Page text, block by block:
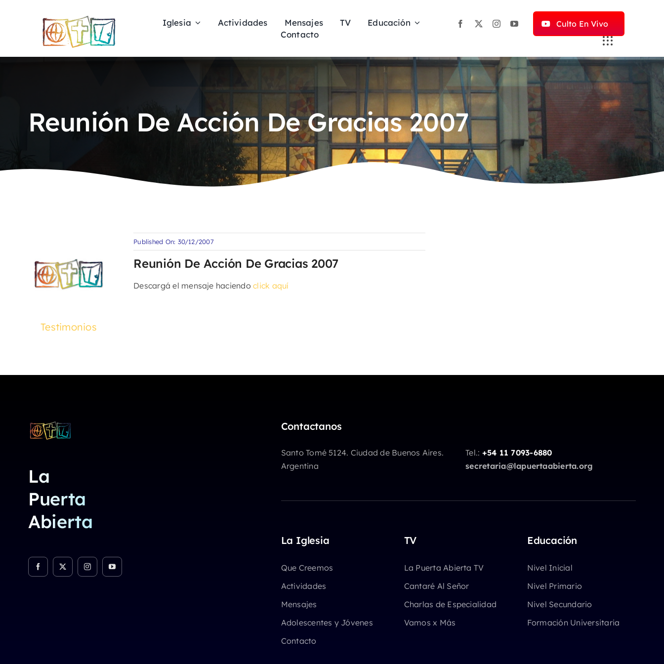
Iglesia Actividades Mensajes TV
Educación
Contacto
Culto En Vivo
Reunión De Acción De Gracias 2007
Testimonios
Published On: 30/12/2007
Reunión De Acción De Gracias 2007
Descargá el mensaje haciendoclick aquí
La
Puerta
Abierta
Contactanos
Santo Tomé 5124. Ciudad de Buenos Aires.
Argentina
Tel.: +54 11 7093-6880
secretaria@lapuertaabierta.org
La Iglesia
Que Creemos
Actividades
Mensajes
Adolescentes y Jóvenes
Contacto
TV
La Puerta Abierta TV
Cantaré Al Señor
Charlas de Especialidad
Vamos x Más
Educación
Nivel Inicial
Nivel Primario
Nivel Secundario
Formación Universitaria